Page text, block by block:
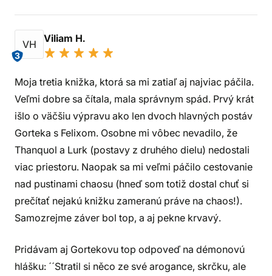
VH
3
Viliam H.
Moja tretia knižka, ktorá sa mi zatiaľ aj najviac páčila.
Veľmi dobre sa čítala, mala správnym spád. Prvý krát
išlo o väčšiu výpravu ako len dvoch hlavných postáv
Gorteka s Felixom. Osobne mi vôbec nevadilo, že
Thanquol a Lurk (postavy z druhého dielu) nedostali
viac priestoru. Naopak sa mi veľmi páčilo cestovanie
nad pustinami chaosu (hneď som totiž dostal chuť si
prečítať nejakú knižku zameranú práve na chaos!).
Samozrejme záver bol top, a aj pekne krvavý.
Pridávam aj Gortekovu top odpoveď na démonovú
hlášku: ´´Stratil si něco ze své arogance, skrčku, ale